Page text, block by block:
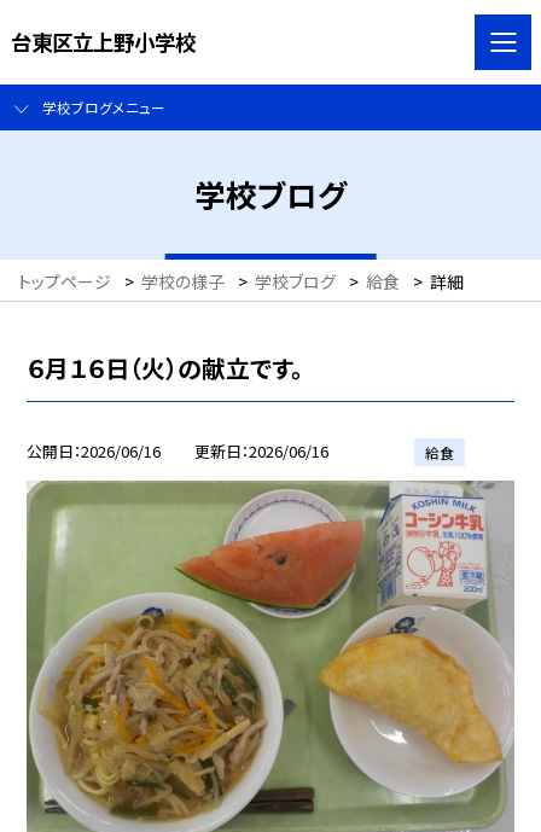
台東区立上野小学校
学校ブログメニュー
学校ブログ
トップページ > 学校の様子 > 学校ブログ > 給食 > 詳細
６月１６日（火）の献立です。
公開日 2026/06/16 更新日 2026/06/16 給食